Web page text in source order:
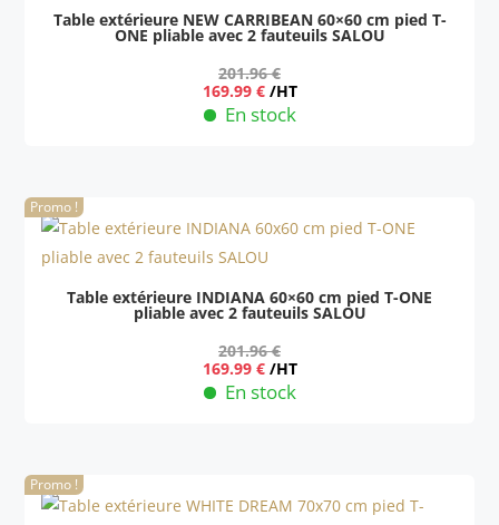
plus
ancien
Table extérieure NEW CARRIBEAN 60×60 cm pied T-
ONE pliable avec 2 fauteuils SALOU
201.96€
Le
prix
initial
169.99 €Le
prix
actuel
/HT
En stock
Promo !
Table extérieure INDIANA 60×60 cm pied T-ONE
pliable avec 2 fauteuils SALOU
201.96€
Le
prix
initial
169.99 €Le
prix
actuel
/HT
En stock
Promo !